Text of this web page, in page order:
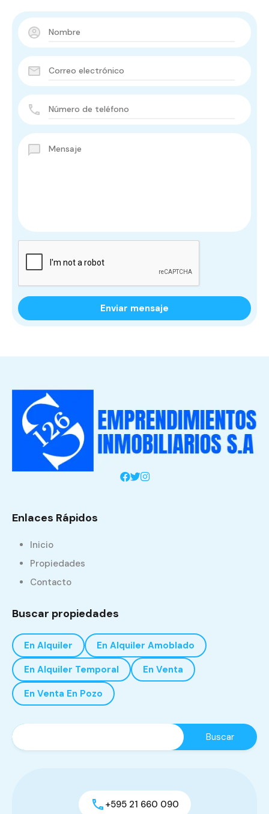
Enlaces Rápidos
Inicio
Propiedades
Contacto
Buscar propiedades
En Alquiler
En Alquiler Amoblado
En Alquiler Temporal
En Venta
En Venta En Pozo
+595 21 660 090